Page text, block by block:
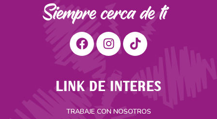
LINK DE INTERES
TRABAJE CON NOSOTROS